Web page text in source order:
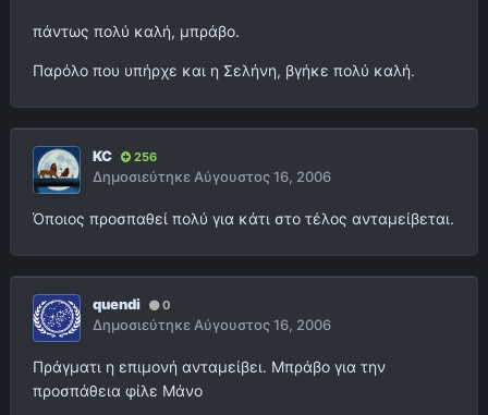
πάντως πολύ καλή, μπράβο.
Παρόλο που υπήρχε και η Σελήνη, βγήκε πολύ καλή.
KC 256
ΔημοσιεύτηκεΑύγουστος 16, 2006
Όποιος προσπαθεί πολύ για κάτι στο τέλος ανταμείβεται.
quendi 0
ΔημοσιεύτηκεΑύγουστος 16, 2006
Πράγματι η επιμονή ανταμείβει. Μπράβο για την
προσπάθεια φίλε Μάνο